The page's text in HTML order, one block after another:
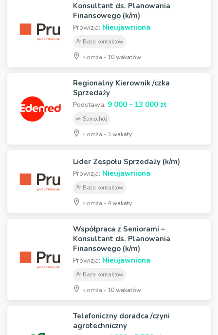
Konsultant ds. Planowania
Finansowego (k/m)
Prowizja: Nieujawniona
Baza kontaktów
Łomża - 10 wakatów
Regionalny Kierownik /czka
Sprzedaży
Podstawa: 9 000 - 13 000 zł
Samochód
Łomża -3 wakaty
Lider Zespołu Sprzedaży (k/m)
Prowizja: Nieujawniona
Baza kontaktów
Łomża - 4 wakaty
Współpraca z Seniorami –
Konsultant ds. Planowania
Finansowego (k/m)
Prowizja: Nieujawniona
Baza kontaktów
Łomża - 10 wakatów
Telefoniczny doradca /czyni
agrotechniczny